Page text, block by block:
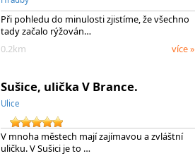
Při pohledu do minulosti zjistíme, že všechno
tady začalo rýžován…
0.2km
více »
Sušice, ulička V Brance.
Ulice
V mnoha městech mají zajímavou a zvláštní
uličku. V Sušici je to …